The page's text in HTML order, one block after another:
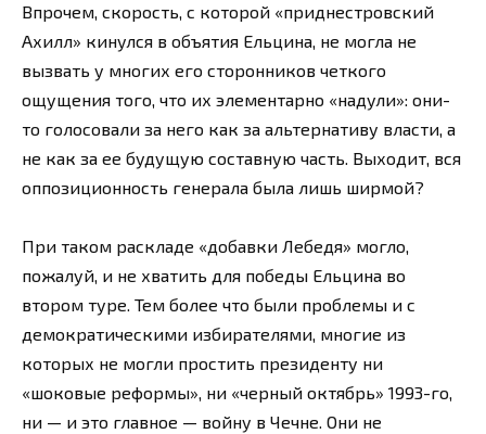
Впрочем, скорость, с которой «приднестровский
Ахилл» кинулся в объятия Ельцина, не могла не
вызвать у многих его сторонников четкого
ощущения того, что их элементарно «надули»: они-
то голосовали за него как за альтернативу власти, а
не как за ее будущую составную часть. Выходит, вся
оппозиционность генерала была лишь ширмой?
При таком раскладе «добавки Лебедя» могло,
пожалуй, и не хватить для победы Ельцина во
втором туре. Тем более что были проблемы и с
демократическими избирателями, многие из
которых не могли простить президенту ни
«шоковые реформы», ни «черный октябрь» 1993-го,
ни — и это главное — войну в Чечне. Они не